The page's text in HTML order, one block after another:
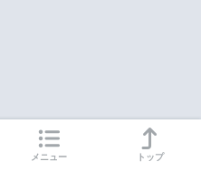
メニュー トップ